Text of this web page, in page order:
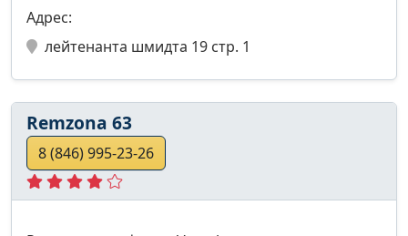
Адрес:
лейтенанта шмидта 19 стр. 1
Remzona 63
8 (846) 995-23-26